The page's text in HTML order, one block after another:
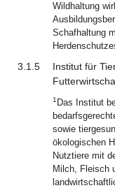
Wildhaltung
Schafhaltung
3.1.5
Institut für
1 Das Institut
sowie
ökologischen
Nutztiere mit
Milch, Fleisch